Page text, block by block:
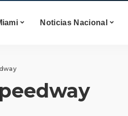
Noticias Nacional